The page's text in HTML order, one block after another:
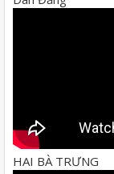
HAI BÀ TRƯNG